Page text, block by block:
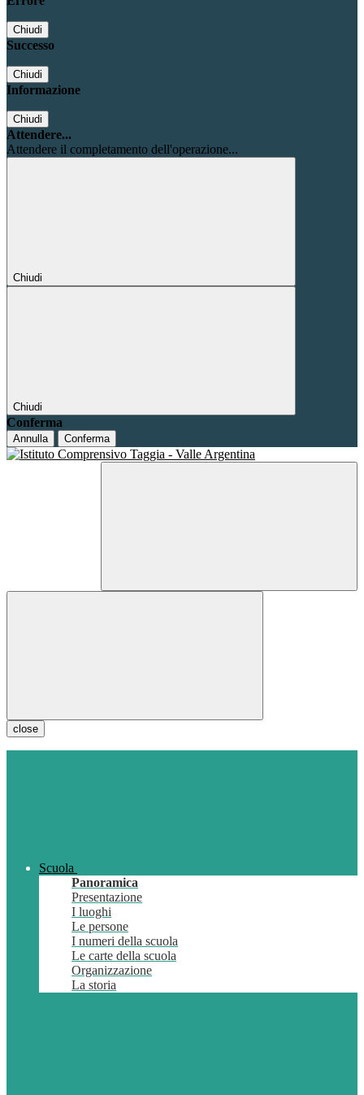
Chiudi
Successo
Chiudi
Informazione
Chiudi
Attendere...
Attendere il completamento dell'operazione...
Chiudi
Chiudi
Conferma
Annulla Conferma
close
Scuola
Panoramica
Presentazione
I luoghi
Le persone
I numeri della scuola
Le carte della scuola
Organizzazione
La storia